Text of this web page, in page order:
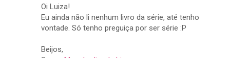
Oi Luiza!
Eu ainda não li nenhum livro da série, até tenho
vontade. Só tenho preguiça por ser série :P
Beijos,